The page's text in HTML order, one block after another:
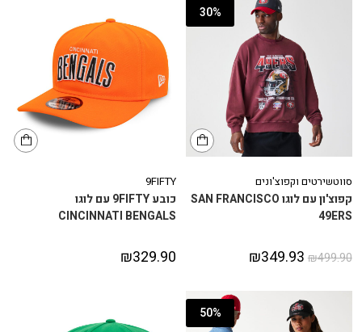
30%
סווטשירטים וקפוצ'ונים
קפוצ'ון עם לוגו SAN FRANCISCO
49ERS
₪499.90
₪349.93
9FIFTY
כובע 9FIFTY עם לוגו
CINCINNATI BENGALS
₪329.90
50%